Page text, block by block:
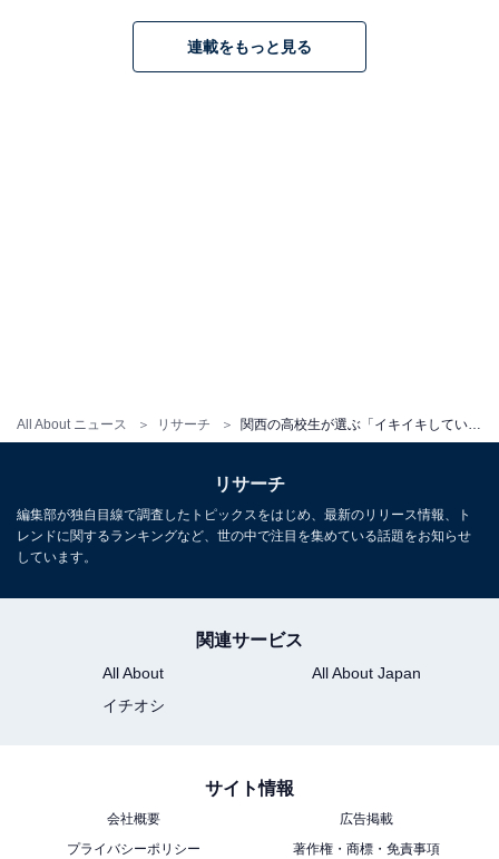
All About ニュース リサーチ
・
関西の高校生が選ぶ「勉強が面白い大学」ランキング！
3位「近畿大」、2位「大阪大」、1位は？
・プレスリリース
連載をもっと見る
リサーチ
編集部が独自目線で調査したトピックスをはじめ、最新のリリース情報、ト
レンドに関するランキングなど、世の中で注目を集めている話題をお知らせ
しています。
関連サービス
All About
All About Japan
イチオシ
サイト情報
会社概要
広告掲載
プライバシーポリシー
著作権・商標・免責事項